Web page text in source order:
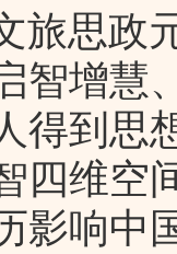
旅思政
智增慧
得到思
四维空
影响中